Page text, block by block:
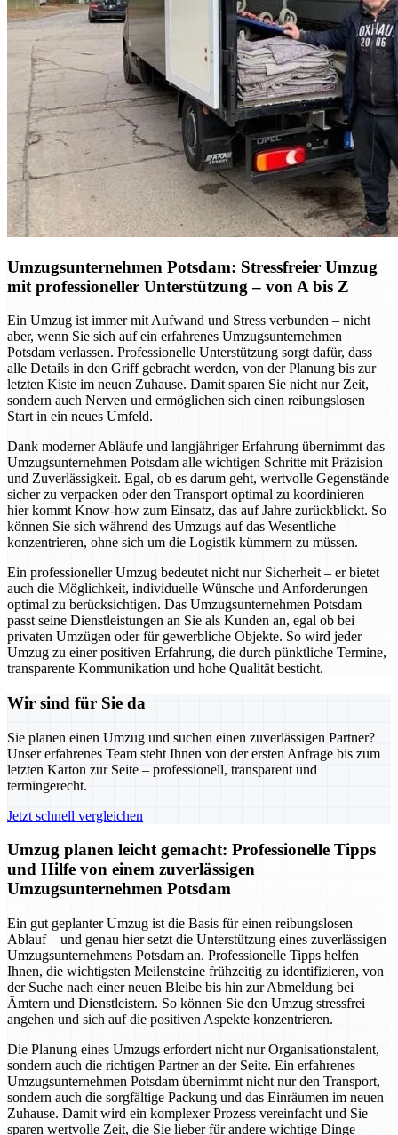
Umzugsunternehmen Potsdam: Stressfreier Umzug
mit professioneller Unterstützung – von A bis Z
Ein Umzug ist immer mit Aufwand und Stress verbunden – nicht
aber, wenn Sie sich auf ein erfahrenes Umzugsunternehmen
Potsdam verlassen. Professionelle Unterstützung sorgt dafür, dass
alle Details in den Griff gebracht werden, von der Planung bis zur
letzten Kiste im neuen Zuhause. Damit sparen Sie nicht nur Zeit,
sondern auch Nerven und ermöglichen sich einen reibungslosen
Start in ein neues Umfeld.
Dank moderner Abläufe und langjähriger Erfahrung übernimmt das
Umzugsunternehmen Potsdam alle wichtigen Schritte mit Präzision
und Zuverlässigkeit. Egal, ob es darum geht, wertvolle Gegenstände
sicher zu verpacken oder den Transport optimal zu koordinieren –
hier kommt Know-how zum Einsatz, das auf Jahre zurückblickt. So
können Sie sich während des Umzugs auf das Wesentliche
konzentrieren, ohne sich um die Logistik kümmern zu müssen.
Ein professioneller Umzug bedeutet nicht nur Sicherheit – er bietet
auch die Möglichkeit, individuelle Wünsche und Anforderungen
optimal zu berücksichtigen. Das Umzugsunternehmen Potsdam
passt seine Dienstleistungen an Sie als Kunden an, egal ob bei
privaten Umzügen oder für gewerbliche Objekte. So wird jeder
Umzug zu einer positiven Erfahrung, die durch pünktliche Termine,
transparente Kommunikation und hohe Qualität besticht.
Wir sind für Sie da
Sie planen einen Umzug und suchen einen zuverlässigen Partner?
Unser erfahrenes Team steht Ihnen von der ersten Anfrage bis zum
letzten Karton zur Seite – professionell, transparent und
termingerecht.
Jetzt schnell vergleichen
Umzug planen leicht gemacht: Professionelle Tipps
und Hilfe von einem zuverlässigen
Umzugsunternehmen Potsdam
Ein gut geplanter Umzug ist die Basis für einen reibungslosen
Ablauf – und genau hier setzt die Unterstützung eines zuverlässigen
Umzugsunternehmens Potsdam an. Professionelle Tipps helfen
Ihnen, die wichtigsten Meilensteine frühzeitig zu identifizieren, von
der Suche nach einer neuen Bleibe bis hin zur Abmeldung bei
Ämtern und Dienstleistern. So können Sie den Umzug stressfrei
angehen und sich auf die positiven Aspekte konzentrieren.
Die Planung eines Umzugs erfordert nicht nur Organisationstalent,
sondern auch die richtigen Partner an der Seite. Ein erfahrenes
Umzugsunternehmen Potsdam übernimmt nicht nur den Transport,
sondern auch die sorgfältige Packung und das Einräumen im neuen
Zuhause. Damit wird ein komplexer Prozess vereinfacht und Sie
sparen wertvolle Zeit, die Sie lieber für andere wichtige Dinge